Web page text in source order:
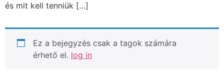
és mit kell tenniük […]
Ez a bejegyzés csak a tagok számára
érhető el. log in